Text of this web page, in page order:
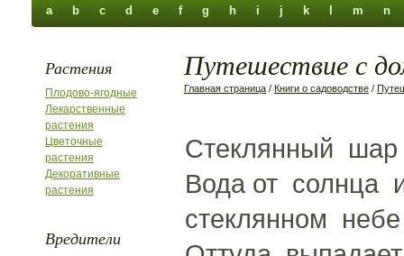
a b c d e f g h i j k m n
Растения
Плодово-ягодные
Лекарственные
растения
Цветочные
растения
Декоративные
растения
Вредители
Путешествие с
Главная страница / Книги о садоводстве /
Стеклянный шар
Вода от солнца
стеклянном